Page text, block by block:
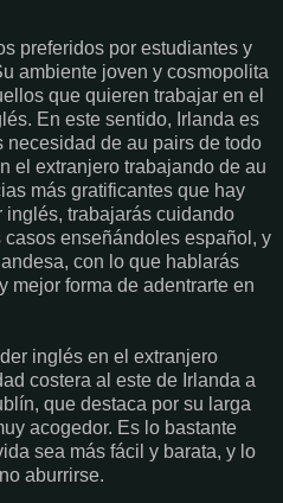
preferidos por estudiantes y
ambiente joven y cosmopolita
que quieren trabajar en el
En este sentido, Irlanda es
necesidad de au pairs de todo
el extranjero trabajando de au
más gratificantes que hay
inglés, trabajarás cuidando
enseñándoles español, y
con lo que hablarás
mejor forma de adentrarte en
inglés en el extranjero
costera al este de Irlanda a
que destaca por su larga
acogedor. Es lo bastante
sea más fácil y barata, y lo
aburrirse.